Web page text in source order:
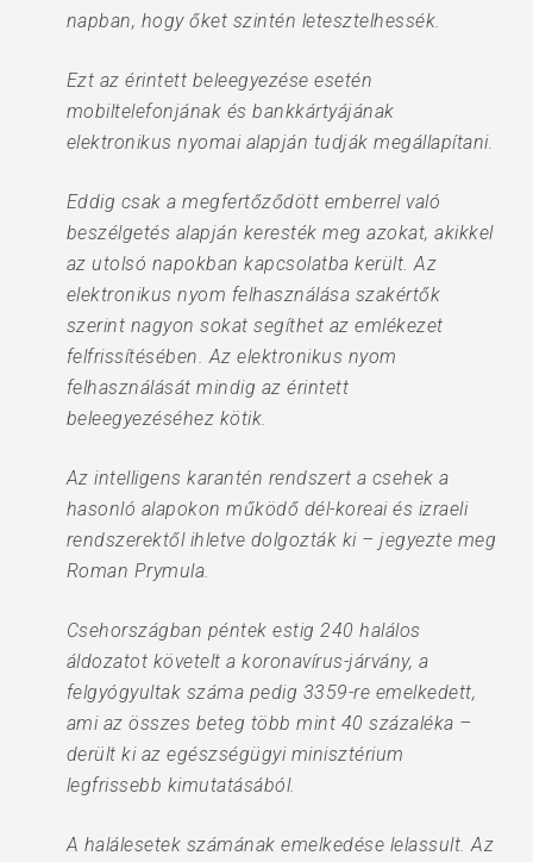
napban, hogy őket szintén letesztelhessék.
Ezt az érintett beleegyezése esetén
mobiltelefonjának és bankkártyájának
elektronikus nyomai alapján tudják megállapítani.
Eddig csak a megfertőződött emberrel való
beszélgetés alapján keresték meg azokat, akikkel
az utolsó napokban kapcsolatba került. Az
elektronikus nyom felhasználása szakértők
szerint nagyon sokat segíthet az emlékezet
felfrissítésében. Az elektronikus nyom
felhasználását mindig az érintett
beleegyezéséhez kötik.
Az intelligens karantén rendszert a csehek a
hasonló alapokon működő dél-koreai és izraeli
rendszerektől ihletve dolgozták ki – jegyezte meg
Roman Prymula.
Csehországban péntek estig 240 halálos
áldozatot követelt a koronavírus-járvány, a
felgyógyultak száma pedig 3359-re emelkedett,
ami az összes beteg több mint 40 százaléka –
derült ki az egészségügyi minisztérium
legfrissebb kimutatásából.
A halálesetek számának emelkedése lelassult. Az